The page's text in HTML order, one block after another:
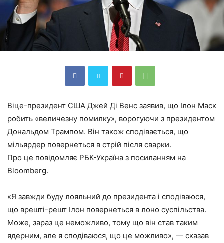
Віце-президент США Джей Ді Венс заявив, що Ілон Маск
робить «величезну помилку», ворогуючи з президентом
Дональдом Трампом. Він також сподівається, що
мільярдер повернеться в стрій після сварки.
Про це повідомляє РБК-Україна з посиланням на
Bloomberg.
«Я завжди буду лояльний до президента і сподіваюся,
що врешті-решт Ілон повернеться в лоно суспільства.
Може, зараз це неможливо, тому що він став таким
ядерним, але я сподіваюся, що це можливо», — сказав